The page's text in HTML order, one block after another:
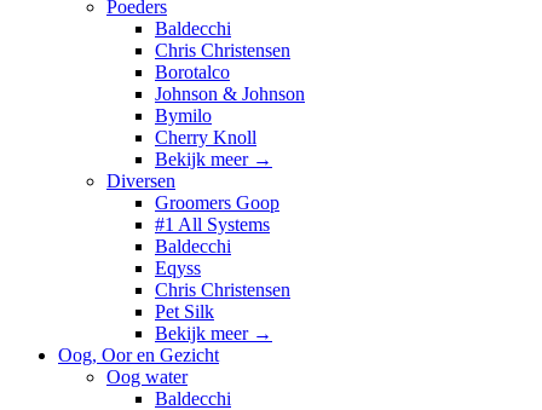
Poeders
Baldecchi
Chris Christensen
Borotalco
Johnson & Johnson
Bymilo
Cherry Knoll
Bekijk meer →
Diversen
Groomers Goop
#1 All Systems
Baldecchi
Eqyss
Chris Christensen
Pet Silk
Bekijk meer →
Oog, Oor en Gezicht
Oog water
Baldecchi